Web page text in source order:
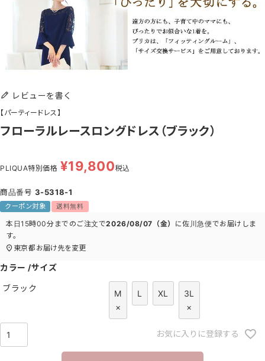
レビューを書く
【パーティードレス】
フローラルレースロングドレス（ブラック）
PLIQUA特別価格 ¥19,800税込
商品番号 3-5318-1
クーポン対象 送料無料
本日15時00分 までのご注文で2026/08/07（金） に佐川急便でお届けしま
す。
東京都 お届け先を変更
カラー サイズ
ブラック
M
×
L XL
3L
×
お気に入りに登録する